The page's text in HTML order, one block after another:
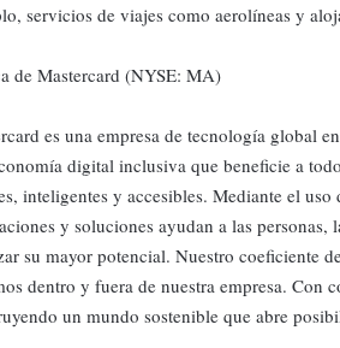
servicios de viajes como aerolíneas y
de Mastercard (NYSE: MA)
es una empresa de tecnología global
digital inclusiva que beneficie a
inteligentes y accesibles. Mediante el
y soluciones ayudan a las
su mayor potencial. Nuestro coeficiente
dentro y fuera de nuestra empresa. Con
un mundo sostenible que abre